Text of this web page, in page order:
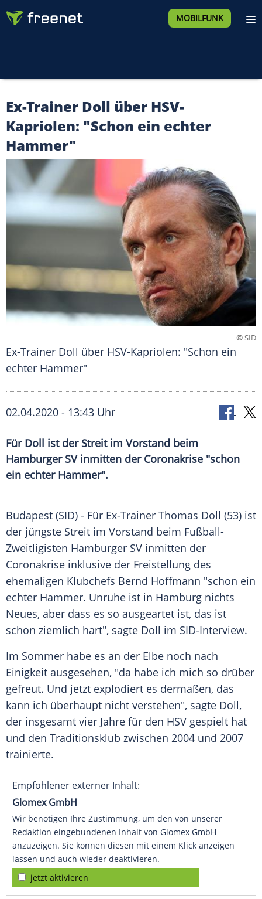
MOBILFUNK
Ex-Trainer Doll über HSV-
Kapriolen: "Schon ein echter
Hammer"
©SID
Ex-Trainer Doll über HSV-Kapriolen: "Schon ein
echter Hammer"
02.04.2020 - 13:43 Uhr
Für Doll ist der Streit im Vorstand beim
Hamburger SV inmitten der Coronakrise "schon
ein echter Hammer".
Budapest (SID) - Für Ex-Trainer Thomas Doll (53) ist
der jüngste Streit im Vorstand beim Fußball-
Zweitligisten Hamburger SV inmitten der
Coronakrise inklusive der Freistellung des
ehemaligen Klubchefs Bernd Hoffmann "schon ein
echter Hammer. Unruhe ist in Hamburg nichts
Neues, aber dass es so ausgeartet ist, das ist
schon ziemlich hart", sagte Doll im SID-Interview.
Im Sommer habe es an der Elbe noch nach
Einigkeit ausgesehen, "da habe ich mich so drüber
gefreut. Und jetzt explodiert es dermaßen, das
kann ich überhaupt nicht verstehen", sagte Doll,
der insgesamt vier Jahre für den HSV gespielt hat
und den Traditionsklub zwischen 2004 und 2007
trainierte.
Empfohlener externer Inhalt:
Glomex GmbH
Wir benötigen Ihre Zustimmung, um den von unserer
Redaktion eingebundenen Inhalt von Glomex GmbH
anzuzeigen. Sie können diesen mit einem Klick anzeigen
lassen und auch wieder deaktivieren.
jetzt aktivieren